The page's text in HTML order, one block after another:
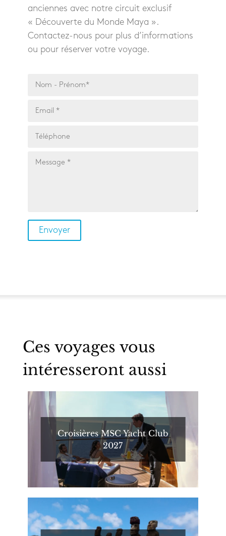
anciennes avec notre circuit exclusif
« Découverte du Monde Maya ».
Contactez-nous pour plus d’informations
ou pour réserver votre voyage.
Ces voyages vous
intéresseront aussi
Croisières MSC Yacht Club
2027